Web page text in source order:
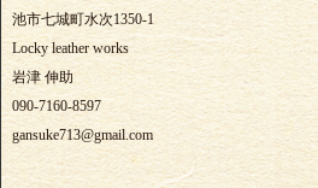
池市七城町水次1350-1
Locky leather works
岩津 伸助
090-7160-8597
gansuke713@gmail.com